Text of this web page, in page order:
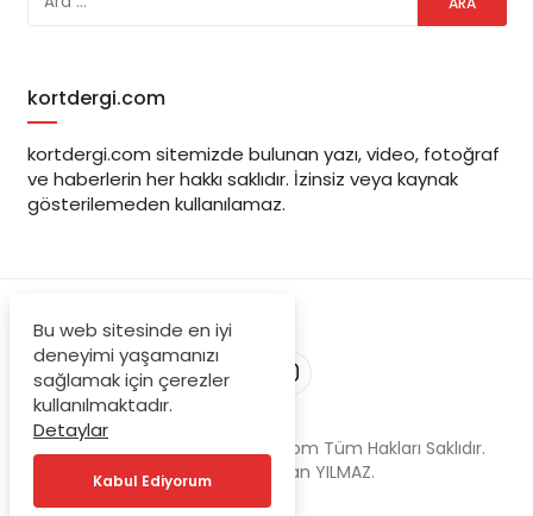
kortdergi.com
kortdergi.com sitemizde bulunan yazı, video, fotoğraf
ve haberlerin her hakkı saklıdır. İzinsiz veya kaynak
gösterilemeden kullanılamaz.
© Copyright 2023, kortdergi.com Tüm Hakları Saklıdır.
Powered by Tufan YILMAZ.
Bu web sitesinde en iyi
deneyimi yaşamanızı
sağlamak için çerezler
kullanılmaktadır.
Detaylar
Kabul Ediyorum